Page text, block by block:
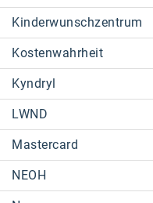
Kinderwunschzentrum
Kostenwahrheit
Kyndryl
LWND
Mastercard
NEOH